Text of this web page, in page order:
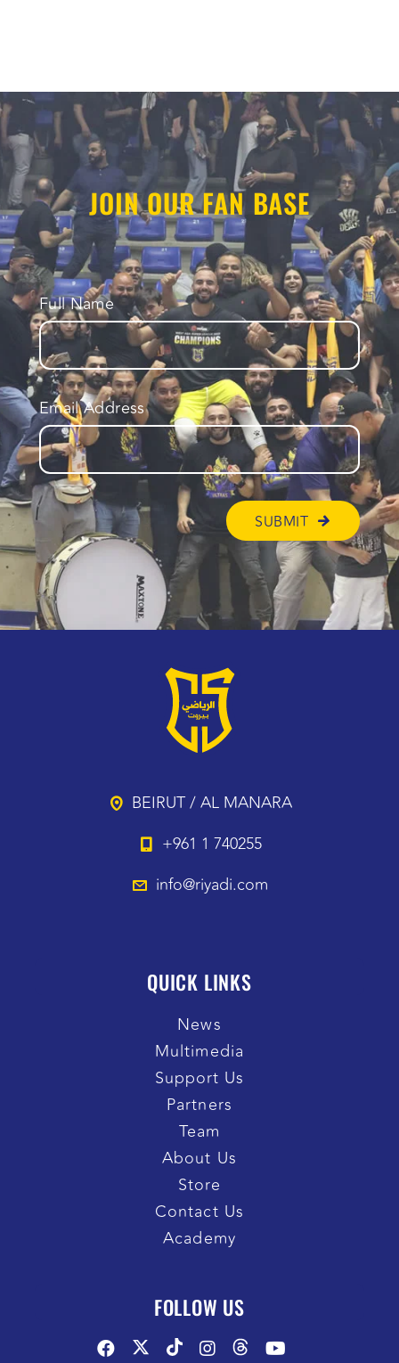
JOIN OUR FAN BASE
Full Name
Email Address
BEIRUT / AL MANARA
+961 1 740255
info@riyadi.com
QUICK LINKS
News
Multimedia
Support Us
Partners
Team
About Us
Store
Contact Us
Academy
FOLLOW US